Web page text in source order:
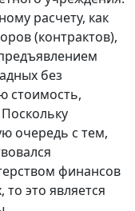
расчету, как
(контрактов),
без
стоимость,
очередь с тем,
финансов
это является